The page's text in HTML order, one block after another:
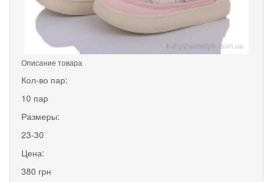
Описание товара
Кол-во пар:
10 пар
Размеры:
23-30
Цена:
380 грн